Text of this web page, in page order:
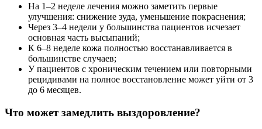
На 1–2 неделе лечения можно заметить первые
улучшения: снижение зуда, уменьшение покраснения;
Через 3–4 недели у большинства пациентов исчезает
основная часть высыпаний;
К 6–8 неделе кожа полностью восстанавливается в
большинстве случаев;
У пациентов с хроническим течением или повторными
рецидивами на полное восстановление может уйти от 3
до 6 месяцев.
Что может замедлить выздоровление?